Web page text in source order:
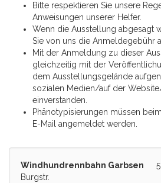
Bitte respektieren Sie unsere
Anweisungen unserer Helfer.
Wenn die Ausstellung abgesagt
Sie von uns die Anmeldegebühr
Mit der Anmeldung zu dieser
gleichzeitig mit der
dem Ausstellungsgelände
sozialen Medien/auf der
einverstanden.
Phänotypisierungen müssen
E-Mail angemeldet werden.
Windhundrennbahn Garbsen
Burgstr.